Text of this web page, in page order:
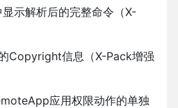
示解析后的完整命令（X-
Copyright信息（X-Pack增强
应用权限动作的单独